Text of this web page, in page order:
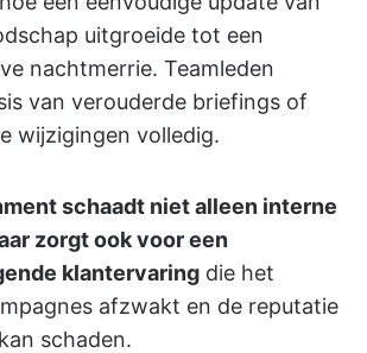
uitgroeide tot een
nachtmerrie. Teamleden
van verouderde briefings of
wijzigingen volledig.
schaadt niet alleen interne
zorgt ook voor een
klantervaring die het
afzwakt en de reputatie
schaden.